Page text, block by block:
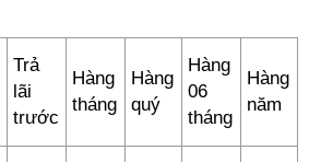
Trả
lãi
trước
Hàng
tháng
Hàng
quý
Hàng
06
tháng
Hàng
năm